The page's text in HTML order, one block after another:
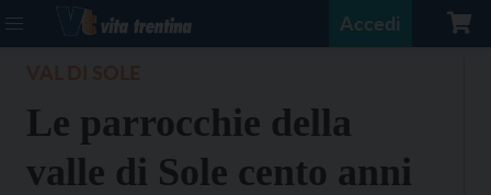
Accedi
Le parrocchie della
valle di Sole cento anni